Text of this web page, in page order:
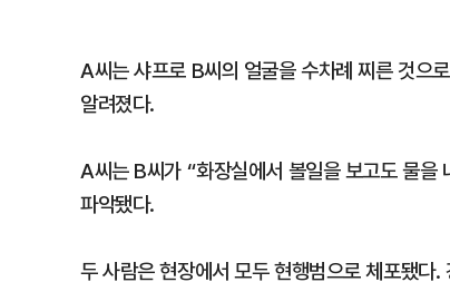
A씨는 샤프로 B씨의 얼굴을 수차례 찌른 것으
알려졌다.
A씨는 B씨가 “화장실에서 볼일을 보고도 물을
파악됐다.
두 사람은 현장에서 모두 현행범으로 체포됐다